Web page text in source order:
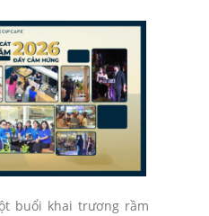
buổi khai trương rầm